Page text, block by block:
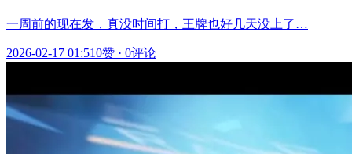
一周前的现在发，真没时间打，王牌也好几天没上了…
2026-02-17 01:510赞 · 0评论